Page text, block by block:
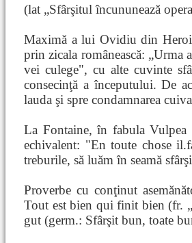
(lat „Sfârşitul încununează
Maximă a lui Ovidiu din
prin zicala românească: „Urma
vei culege", cu alte cuvinte
consecinţă a începutului. De
lauda şi spre condamnarea
La Fontaine, în fabula
echivalent: "En toute chose
treburile, să luăm în seamă
Proverbe cu conţinut
Tout est bien qui finit bien (fr.
gut (germ.: Sfârşit bun, toate